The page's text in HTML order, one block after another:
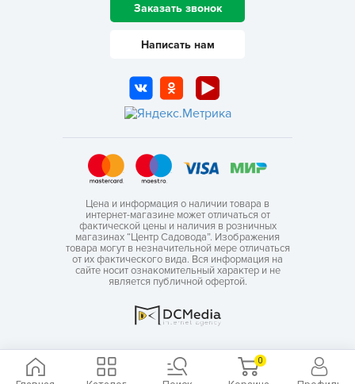
0
Заказать звонок
Написать нам
Цена и информация о наличии товара в
интернет-магазине может отличаться от
фактической цены и наличия в розничных
магазинах “Центр Садовода”. Изображения
товара могут в незначительной мере отличаться
от их фактического вида. Вся информация на
сайте носит ознакомительный характер и не
является публичной офертой.